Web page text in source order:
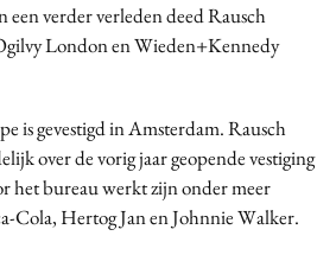
verder verleden deed Rausch
London en Wieden+Kennedy
is gevestigd in Amsterdam. Rausch
over de vorig jaar geopende vestiging
het bureau werkt zijn onder meer
Hertog Jan en Johnnie Walker.